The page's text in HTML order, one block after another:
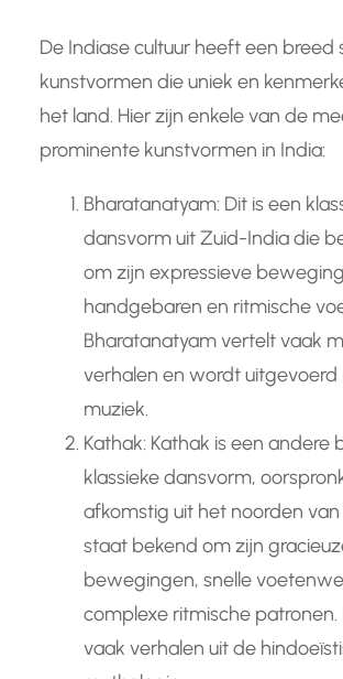
De Indiase cultuur heeft een breed
kunstvormen die uniek en
het land. Hier zijn enkele van de
prominente kunstvormen in India:
Bharatanatyam: Dit is een
dansvorm uit Zuid-India die
om zijn expressieve
handgebaren en ritmische
Bharatanatyam vertelt vaak
verhalen en wordt uitgevoerd
muziek.
Kathak: Kathak is een andere
klassieke dansvorm,
afkomstig uit het noorden van
staat bekend om zijn
bewegingen, snelle
complexe ritmische
vaak verhalen uit de